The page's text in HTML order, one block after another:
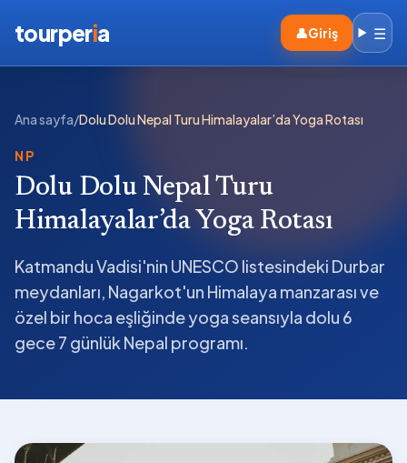
tourperia 👤Giriş ☰
Ana sayfa/Dolu Dolu Nepal Turu Himalayalar’da Yoga Rotası
NP
Dolu Dolu Nepal Turu
Himalayalar’da Yoga Rotası
Katmandu Vadisi'nin UNESCO listesindeki Durbar
meydanları, Nagarkot'un Himalaya manzarası ve
özel bir hoca eşliğinde yoga seansıyla dolu 6
gece 7 günlük Nepal programı.